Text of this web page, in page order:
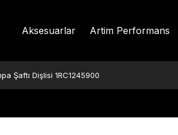
Aksesuarlar Artim Performans
Şaftı Dişlisi 1RC1245900